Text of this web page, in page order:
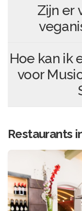
Zijn er
Hoe kan ik
voor
Restaurants